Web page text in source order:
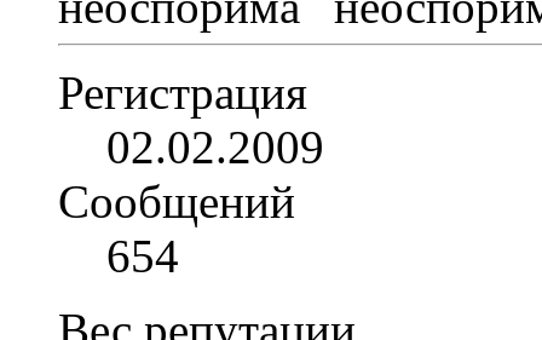
Регистрация
02.02.2009
Сообщений
654